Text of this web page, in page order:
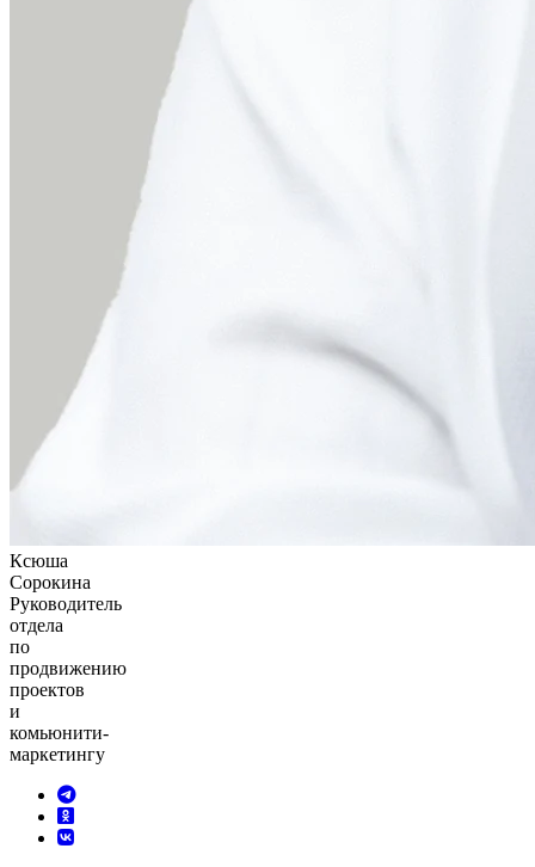
Ксюша
Сорокина
Руководитель
отдела
по
продвижению
проектов
и
комьюнити-
маркетингу